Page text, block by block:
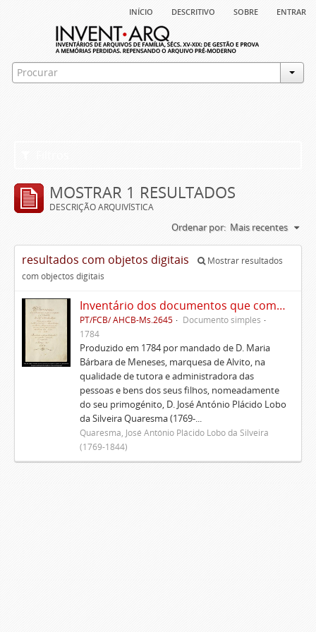
início descritivo sobre entrar
MOSTRAR 1 RESULTADOS
DESCRIÇÃO ARQUIVÍSTICA
Ordenar por: Mais recentes
resultados com objetos digitais
Mostrar resultados
com objectos digitais
Inventário dos documentos que compõem o cartório da Casa de Alvito
PT/FCB/ AHCB-Ms.2645
Documento simples
1784
Produzido em 1784 por mandado de D. Maria
Bárbara de Meneses, marquesa de Alvito, na
qualidade de tutora e administradora das
pessoas e bens dos seus filhos, nomeadamente
do seu primogénito, D. José António Plácido Lobo
da Silveira Quaresma (1769-...
Quaresma, José António Plácido Lobo da Silveira
(1769-1844)